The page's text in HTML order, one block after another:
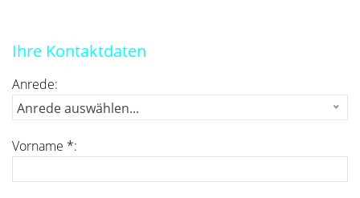
Ihre Kontaktdaten
Anrede:
Anrede auswählen...
Vorname *: